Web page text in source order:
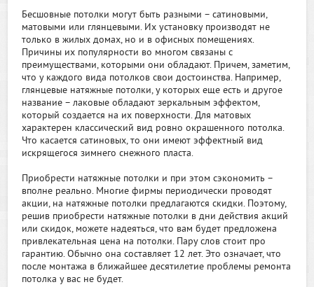
Бесшовные потолки могут быть разными – сатиновыми,
матовыми или глянцевыми. Их установку производят не
только в жилых домах, но и в офисных помещениях.
Причины их популярности во многом связаны с
преимуществами, которыми они обладают. Причем, заметим,
что у каждого вида потолков свои достоинства. Например,
глянцевые натяжные потолки, у которых еще есть и другое
название – лаковые обладают зеркальным эффектом,
который создается на их поверхности. Для матовых
характерен классический вид ровно окрашенного потолка.
Что касается сатиновых, то они имеют эффектный вид
искрящегося зимнего снежного пласта.
Приобрести натяжные потолки и при этом сэкономить –
вполне реально. Многие фирмы периодически проводят
акции, на натяжные потолки предлагаются скидки. Поэтому,
решив приобрести натяжные потолки в дни действия акций
или скидок, можете надеяться, что вам будет предложена
привлекательная цена на потолки. Пару слов стоит про
гарантию. Обычно она составляет 12 лет. Это означает, что
после монтажа в ближайшее десятилетие проблемы ремонта
потолка у вас не будет.